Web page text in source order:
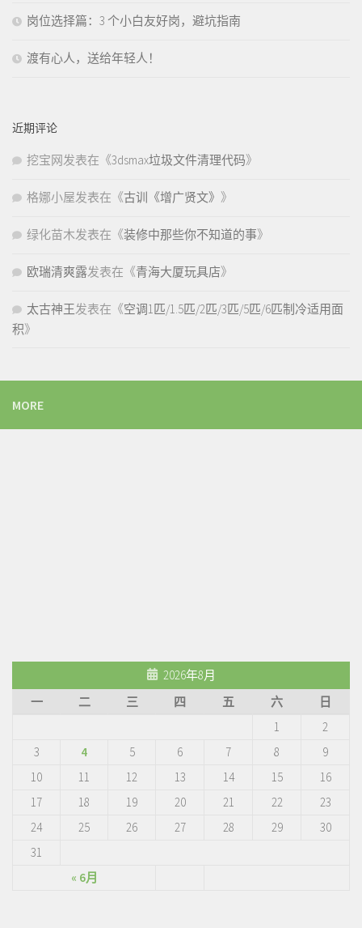
岗位选择篇：3 个小白友好岗，避坑指南
渡有心人，送给年轻人！
近期评论
挖宝网发表在《3dsmax垃圾文件清理代码》
格娜小屋发表在《古训《增广贤文》 》
绿化苗木发表在《装修中那些你不知道的事》
欧瑞清爽露发表在《青海大厦玩具店》
太古神王发表在《空调1匹/1.5匹/2匹/3匹/5匹/6匹制冷适用面
积》
MORE
2026年8月
一
二 三 四 五 六 日
« 6月
1
2
3
4 5 6 7 8
9
10
11 12 13 14 15
16
17
18 19 20 21 22
23
24
25 26 27 28 29
30
31